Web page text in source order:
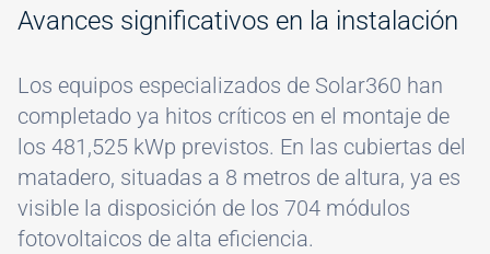
Avances significativos en la instalación
Los equipos especializados de Solar360 han
completado ya hitos críticos en el montaje de
los 481,525 kWp previstos. En las cubiertas del
matadero, situadas a 8 metros de altura, ya es
visible la disposición de los 704 módulos
fotovoltaicos de alta eficiencia.